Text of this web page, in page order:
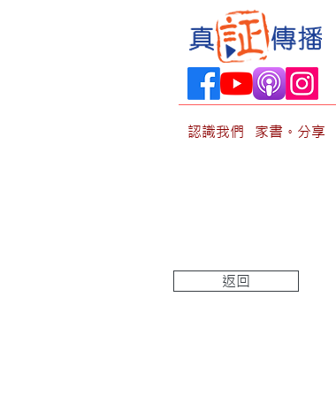
認識我們 家書。分享
返回